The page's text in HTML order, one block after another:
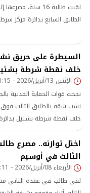
لقيت طالبة 16
الطابق السابع بدائرة مركز
السيطرة على حريق
خلف نقطة شرطة
الإثنين 13/أبريل/2026 - 01:15 م
نجحت قوات الحماية المدنية
نشب شقة بالطابق الثالث فوق
خلف نقطة شرطة بشتيل
إصابات
اختل توازنه.. مصرع
الثالث في أوسيم
الأربعاء 08/أبريل/2026 - 10:11 م
لقي طالب في عقده الثاني